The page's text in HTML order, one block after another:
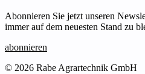
Abonnieren Sie jetzt unseren
immer auf dem neuesten Stand zu
abonnieren
© 2026 Rabe Agrartechnik GmbH